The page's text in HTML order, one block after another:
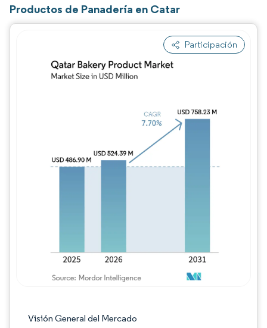
Productos de Panadería en Catar
Participación
Visión General del Mercado